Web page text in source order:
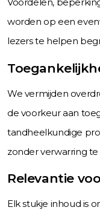
worden op een
lezers te helpen
We vermijden
de voorkeur aan
tandheelkundige
zonder verwarring
Relevantie
Elk stukje inhoud is